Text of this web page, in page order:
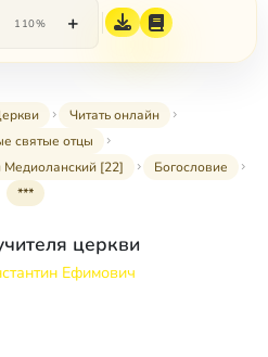
110% +
Читать онлайн
святые отцы
Медиоланский [22]
Богословие
***
церкви
Ефимович